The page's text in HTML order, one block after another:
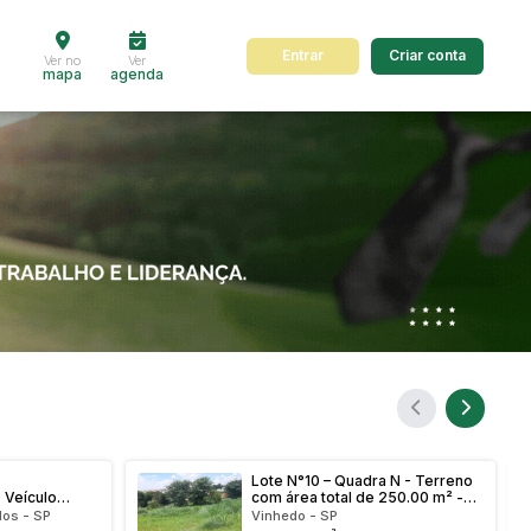
de valor
até R$
Pesquisar
Ver no
mapa
Ver
agenda
Entrar Criar conta
Veículo
PCX 150
- SP
Lote N°10 – Quadra N - Terreno
com área total de 250.00 m² -
Bairro Capela
Vinhedo - SP